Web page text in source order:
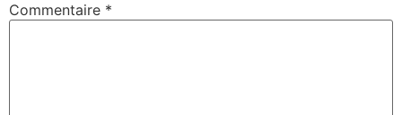
Commentaire *